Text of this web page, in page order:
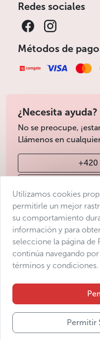
Redes sociales
Métodos de pago
¿Necesita ayuda?
No se preocupe,
Llámenos en
+420
Condiciones de venta
Protección de datos
Declaración de
Manage consent
Utilizamos cookies
permitirle un mejor
su comportamiento
información y para
seleccione la página de
continúa navegando
términos y condiciones.
Permitir